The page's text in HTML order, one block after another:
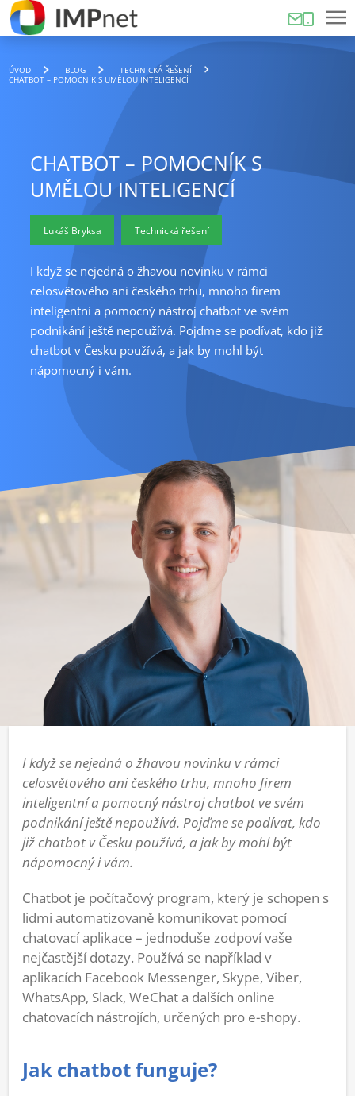
ÚVOD BLOG
TECHNICKÁ ŘEŠENÍ
CHATBOT – POMOCNÍK S UMĚLOU INTELIGENCÍ
CHATBOT – POMOCNÍK S
UMĚLOU INTELIGENCÍ
Lukáš Bryksa Technická řešení
I když se nejedná o žhavou novinku v rámci
celosvětového ani českého trhu, mnoho firem
inteligentní a pomocný nástroj chatbot ve svém
podnikání ještě nepoužívá. Pojďme se podívat, kdo již
chatbot v Česku používá, a jak by mohl být
nápomocný i vám.
I když se nejedná o žhavou novinku v rámci
celosvětového ani českého trhu, mnoho firem
inteligentní a pomocný nástroj chatbot ve svém
podnikání ještě nepoužívá. Pojďme se podívat, kdo
již chatbot v Česku používá, a jak by mohl být
nápomocný i vám.
Chatbot je počítačový program, který je schopen s
lidmi automatizovaně komunikovat pomocí
chatovací aplikace – jednoduše zodpoví vaše
nejčastější dotazy. Používá se například v
aplikacích Facebook Messenger, Skype, Viber,
WhatsApp, Slack, WeChat a dalších online
chatovacích nástrojích, určených pro e-shopy.
Jak chatbot funguje?